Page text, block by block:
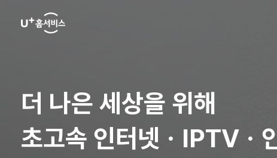
U+
비
스
더 나은 세상을 위해
초고속 인터넷ㆍIPTVㆍ